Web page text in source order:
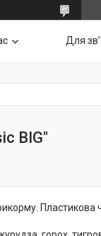
Для
BIG"
Пластикова